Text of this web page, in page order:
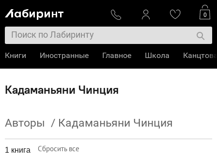
Кадаманьяни Чинция
Авторы / Кадаманьяни Чинция
1 книга Сбросить все
0
Книги Иностранные Главное Школа